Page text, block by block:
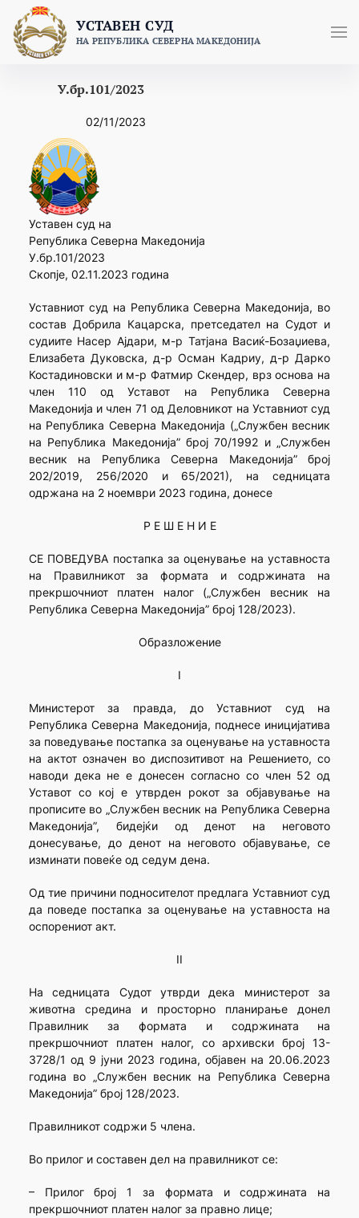
content
УСТАВЕН СУД
НА РЕПУБЛИКА СЕВЕРНА МАКЕДОНИЈА
У.бр.101/2023
02/11/2023
Уставен суд на
Република Северна Македонија
У.бр.101/2023
Скопје, 02.11.2023 година
Уставниот суд на Република Северна Македонија, во
состав Добрила Кацарска, претседател на Судот и
судиите Насер Ајдари, м-р Татјана Васиќ-Бозаџиева,
Елизабета Дуковска, д-р Осман Кадриу, д-р Дарко
Костадиновски и м-р Фатмир Скендер, врз основа на
член 110 од Уставот на Република Северна
Македонија и член 71 од Деловникот на Уставниот суд
на Република Северна Македонија („Службен весник
на Република Македонија” број 70/1992 и „Службен
весник на Република Северна Македонија” број
202/2019, 256/2020 и 65/2021), на седницата
одржана на 2 ноември 2023 година, донесе
Р Е Ш Е Н И Е
СЕ ПОВЕДУВА постапка за оценување на уставноста
на Правилникот за формата и содржината на
прекршочниот платен налог („Службен весник на
Република Северна Македонија” број 128/2023).
Образложение
I
Министерот за правда, до Уставниот суд на
Република Северна Македонија, поднесе иницијатива
за поведување постапка за оценување на уставноста
на актот означен во диспозитивот на Решението, со
наводи дека не е донесен согласно со член 52 од
Уставот со кој е утврден рокот за објавување на
прописите во „Службен весник на Република Северна
Македонија”, бидејќи од денот на неговото
донесување, до дeнoт на неговото објавување, се
изминати повеќе од седум дена.
Oд тие причини подносителот предлага Уставниот суд
да поведе постапка за оценување на уставноста на
оспорениот акт.
II
На седницата Судот утврди дека министерот за
животна средина и просторно планирање донел
Правилник за формата и содржината на
прекршочниот платен налог, со архивски број 13-
3728/1 од 9 јуни 2023 година, објавен на 20.06.2023
година во „Службен весник на Република Северна
Македонија” број 128/2023.
Правилникот содржи 5 члена.
Во прилог и составен дел на правилникот се:
– Прилог број 1 за формата и содржината на
прекршочниот платен налог за правно лице;